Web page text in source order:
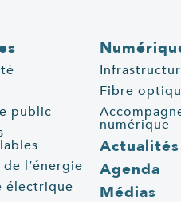
public
l’énergie
électrique
Fibre
numérique
Actualités
Agenda
Médias